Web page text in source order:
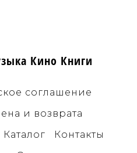
Кино Книги
соглашение
и возврата
Каталог
Контакты